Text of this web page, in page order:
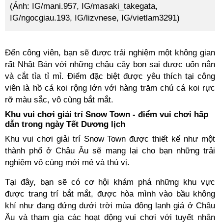
(Ảnh: IG/mani.957, IG/masaki_takegata,
IG/ngocgiau.193, IG/lizvnese, IG/vietlam3291)
Đến công viên, bạn sẽ được trải nghiệm một không gian
rất Nhật Bản với những chậu cây bon sai được uốn nắn
và cắt tỉa tỉ mỉ. Điểm đặc biệt được yêu thích tại công
viên là hồ cá koi rộng lớn với hàng trăm chú cá koi rực
rỡ màu sắc, vô cùng bắt mắt.
Khu vui chơi giải trí Snow Town - điểm vui chơi hấp
dẫn trong ngày Tết Dương lịch
Khu vui chơi giải trí Snow Town được thiết kế như một
thành phố ở Châu Âu sẽ mang lại cho bạn những trải
nghiệm vô cùng mới mẻ và thú vị.
Tại đây, bạn sẽ có cơ hội khám phá những khu vực
được trang trí bắt mắt, được hòa mình vào bầu không
khí như đang đứng dưới trời mùa đông lạnh giá ở Châu
Âu và tham gia các hoạt động vui chơi với tuyết nhân